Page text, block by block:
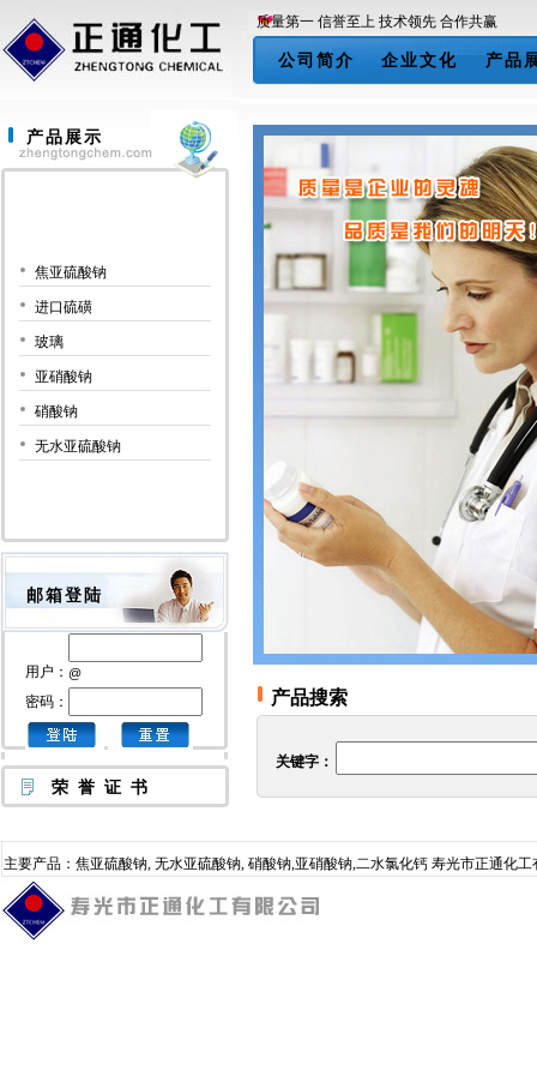
质量第一 信誉至上 技术领先 合作共赢
公司简介 企业文化 产品
产品展示
焦亚硫酸钠
进口硫磺
玻璃
亚硝酸钠
硝酸钠
无水亚硫酸钠
邮箱登陆
用户： @
密码：
荣 誉 证 书
产品搜索
关键字：
主要产品：焦亚硫酸钠, 无水亚硫酸钠, 硝酸钠,亚硝酸钠,二水氯化钙 寿光市正通化工